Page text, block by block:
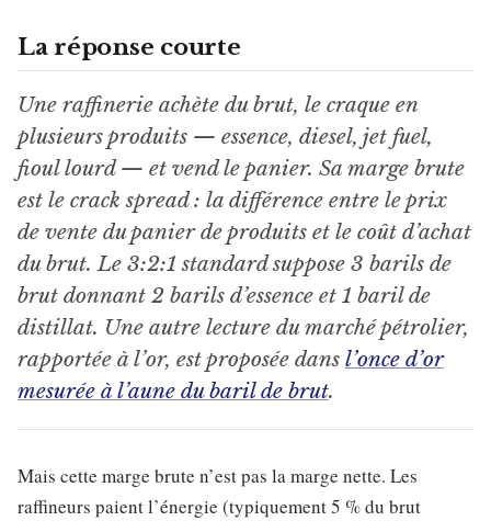
La réponse courte
Une raffinerie achète du brut, le craque en
plusieurs produits — essence, diesel, jet fuel,
fioul lourd — et vend le panier. Sa marge brute
est le crack spread : la différence entre le prix
de vente du panier de produits et le coût d’achat
du brut. Le 3:2:1 standard suppose 3 barils de
brut donnant 2 barils d’essence et 1 baril de
distillat. Une autre lecture du marché pétrolier,
rapportée à l’or, est proposée dans l’once d’or
mesurée à l’aune du baril de brut.
Mais cette marge brute n’est pas la marge nette. Les
raffineurs paient l’énergie (typiquement 5 % du brut